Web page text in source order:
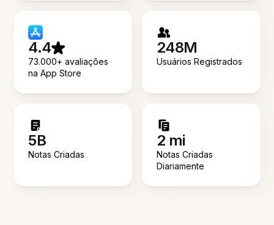
4.4
73.000+ avaliações
na App Store
248M
Usuários Registrados
5B
Notas Criadas
2 mi
Notas Criadas
Diariamente